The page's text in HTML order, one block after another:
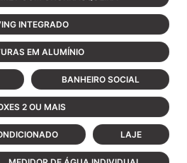
INTEGRADO
EM ALUMÍNIO
BANHEIRO SOCIAL
2 OU MAIS
LAJE